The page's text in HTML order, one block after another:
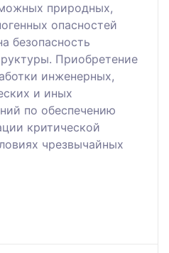
природных,
опасностей
безопасность
Приобретение
инженерных,
и иных
по обеспечению
критической
чрезвычайных